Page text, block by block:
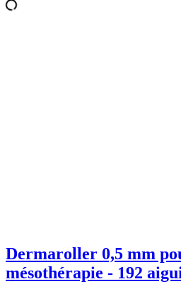
Dermaroller 0,5 mm
mésothérapie - 192